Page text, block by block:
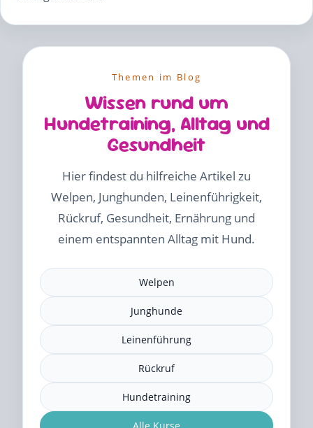
Themen im Blog
Wissen rund um
Hundetraining, Alltag und
Gesundheit
Hier findest du hilfreiche Artikel zu
Welpen, Junghunden, Leinenführigkeit,
Rückruf, Gesundheit, Ernährung und
einem entspannten Alltag mit Hund.
Welpen
Junghunde
Leinenführung
Rückruf
Hundetraining